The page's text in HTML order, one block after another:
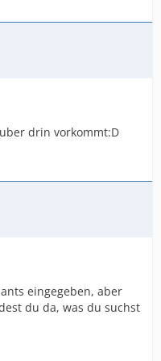
drin vorkommt:D
eingegeben, aber
du da, was du suchst